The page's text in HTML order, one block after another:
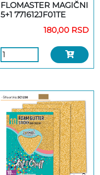
FLOMASTER MAGIČNI
5+1 771612JF01TE
180,00 RSD